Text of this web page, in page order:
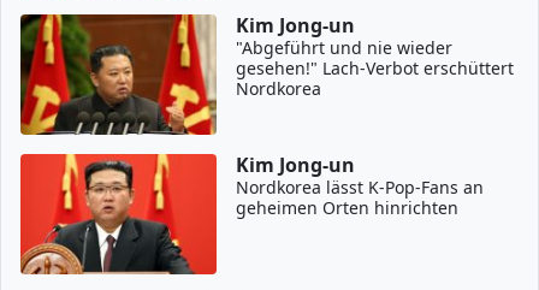
Kim Jong-un
"Abgeführt und nie wieder
gesehen!" Lach-Verbot erschüttert
Nordkorea
Kim Jong-un
Nordkorea lässt K-Pop-Fans an
geheimen Orten hinrichten